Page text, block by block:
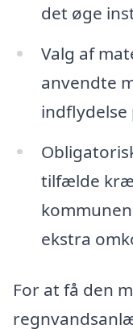
det øge
Valg af
anvendte
indflydelse
tilfælde
ekstra
For at få den